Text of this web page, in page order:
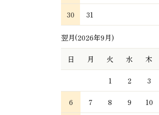
30 31
翌月(2026年9月)
日 月 火 水 木
1 2 3
6 7 8 9 10